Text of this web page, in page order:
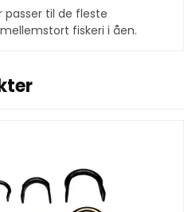
passer til de fleste
fiskeri i åen.